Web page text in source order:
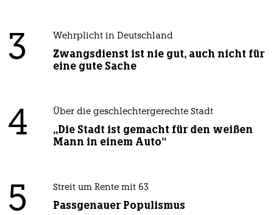
3 Wehrplicht in Deutschland
Zwangsdienst ist nie gut, auch nicht für
eine gute Sache
4 Über die geschlechtergerechte Stadt
„Die Stadt ist gemacht für den weißen
Mann in einem Auto“
5 Streit um Rente mit 63
Passgenauer Populismus